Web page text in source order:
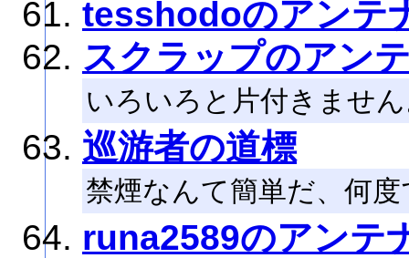
tesshodoのアンテ
スクラップのアン
いろいろと片付きませ
巡游者の道標
禁煙なんて簡単だ、何
runa2589のアンテ